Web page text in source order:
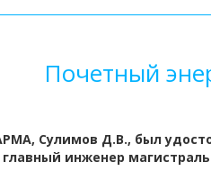
Почетный
Сулимов Д.В., был
инженер